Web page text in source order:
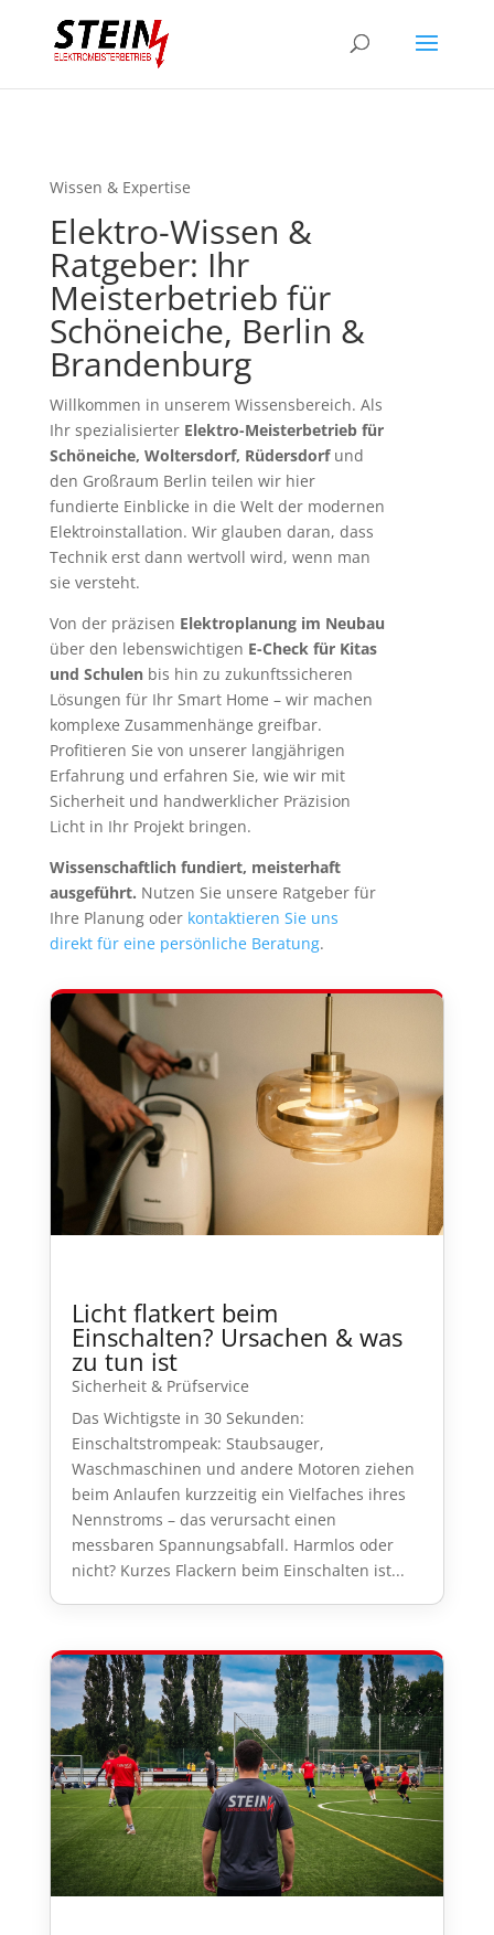
Wissen & Expertise
Elektro-Wissen &
Ratgeber: Ihr
Meisterbetrieb für
Schöneiche, Berlin &
Brandenburg
Willkommen in unserem Wissensbereich. Als
Ihr spezialisierter Elektro-Meisterbetrieb für
Schöneiche, Woltersdorf, Rüdersdorfund
den Großraum Berlin teilen wir hier
fundierte Einblicke in die Welt der modernen
Elektroinstallation. Wir glauben daran, dass
Technik erst dann wertvoll wird, wenn man
sie versteht.
Von der präzisen Elektroplanung im Neubau
über den lebenswichtigen E-Check für Kitas
und Schulenbis hin zu zukunftssicheren
Lösungen für Ihr Smart Home – wir machen
komplexe Zusammenhänge greifbar.
Profitieren Sie von unserer langjährigen
Erfahrung und erfahren Sie, wie wir mit
Sicherheit und handwerklicher Präzision
Licht in Ihr Projekt bringen.
Wissenschaftlich fundiert, meisterhaft
ausgeführt. Nutzen Sie unsere Ratgeber für
Ihre Planung oder kontaktieren Sie uns
direkt für eine persönliche Beratung.
Licht flatkert beim
Einschalten? Ursachen & was
zu tun ist
Sicherheit & Prüfservice
Das Wichtigste in 30 Sekunden:
Einschaltstrompeak: Staubsauger,
Waschmaschinen und andere Motoren ziehen
beim Anlaufen kurzzeitig ein Vielfaches ihres
Nennstroms – das verursacht einen
messbaren Spannungsabfall. Harmlos oder
nicht? Kurzes Flackern beim Einschalten ist...